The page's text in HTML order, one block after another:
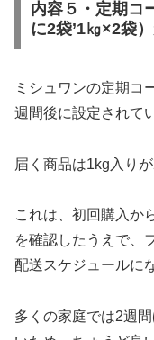
内容５・定期コ
に2袋’1㎏×2袋
ミシュワンの定期コ
週間後に設定されて
届く商品は1kg入り
これは、初回購入か
を確認したうえで、
配送スケジュールに
多くの家庭では2週